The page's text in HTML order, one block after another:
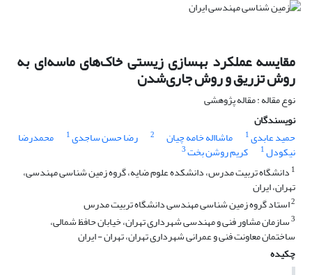
مقایسه عملکرد بهسازی زیستی خاک‌های ماسه‌ای به
روش تزریق و روش جاری‌شدن
نوع مقاله : مقاله پژوهشی
نویسندگان
حمید عابدی1 ماشااله خامه چیان 2 رضا حسن ساجدی1 محمدرضا
نیکودل1 کریم روشن بخت3
1 دانشگاه تربیت مدرس، دانشکده علوم ضایه، گروه زمین شناسی مهندسی،
تهران، ایران
2استاد گروه زمین شناسی مهندسی دانشگاه تربیت مدرس
3سازمان مشاور فنی و مهندسی شهرداری تهران، خیابان حافظ شمالی،
ساختمان معاونت فنی و عمرانی شهرداری تهران، تهران - ایران
چکیده